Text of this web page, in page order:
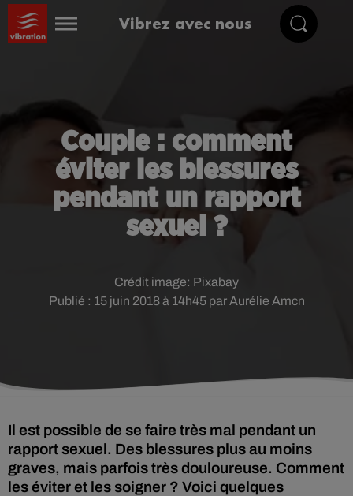
Vibrez avec nous
Couple : comment
éviter les blessures
pendant un rapport
sexuel ?
Publié : 15 juin 2018 à 14h45 par Aurélie Amcn
Crédit image: Pixabay
Il est possible de se faire très mal pendant un
rapport sexuel. Des blessures plus au moins
graves, mais parfois très douloureuse. Comment
les éviter et les soigner ? Voici quelques